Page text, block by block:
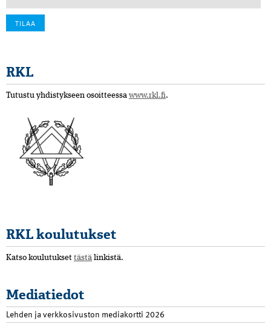
RKL
Tutustu yhdistykseen osoitteessa www.rkl.fi.
RKL koulutukset
Katso koulutukset tästä linkistä.
Mediatiedot
Lehden ja verkkosivuston mediakortti 2026